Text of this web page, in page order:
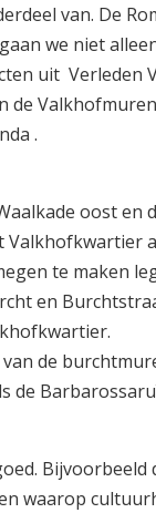
van. De
we niet
uit Verleden
de
.
oost en
te maken
en
de
de
waarop